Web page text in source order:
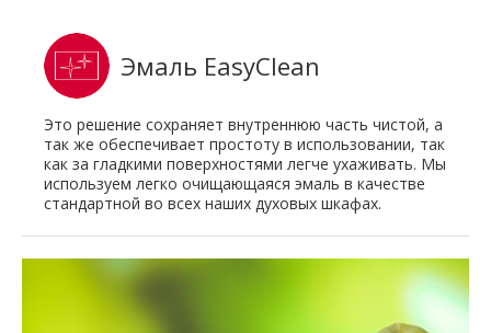
Эмаль EasyClean
Это решение сохраняет внутреннюю часть чистой, а
так же обеспечивает простоту в использовании, так
как за гладкими поверхностями легче ухаживать. Мы
используем легко очищающаяся эмаль в качестве
стандартной во всех наших духовых шкафах.